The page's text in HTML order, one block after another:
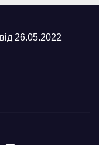
26.05.2022